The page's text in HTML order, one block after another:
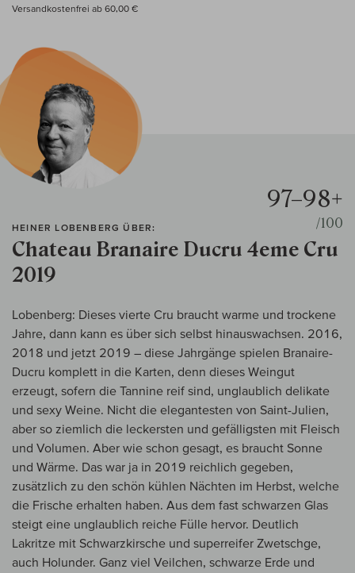
Versandkostenfrei ab 60,00 €
HEINER LOBENBERG ÜBER:
Chateau Branaire Ducru 4eme Cru
2019
97–98+
/100
Lobenberg: Dieses vierte Cru braucht warme und trockene
Jahre, dann kann es über sich selbst hinauswachsen. 2016,
2018 und jetzt 2019 – diese Jahrgänge spielen Branaire-
Ducru komplett in die Karten, denn dieses Weingut
erzeugt, sofern die Tannine reif sind, unglaublich delikate
und sexy Weine. Nicht die elegantesten von Saint-Julien,
aber so ziemlich die leckersten und gefälligsten mit Fleisch
und Volumen. Aber wie schon gesagt, es braucht Sonne
und Wärme. Das war ja in 2019 reichlich gegeben,
zusätzlich zu den schön kühlen Nächten im Herbst, welche
die Frische erhalten haben. Aus dem fast schwarzen Glas
steigt eine unglaublich reiche Fülle hervor. Deutlich
Lakritze mit Schwarzkirsche und superreifer Zwetschge,
auch Holunder. Ganz viel Veilchen, schwarze Erde und